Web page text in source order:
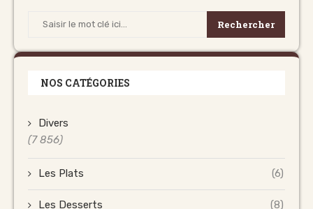
Rechercher
NOS CATÉGORIES
Divers
(7 856)
Les Plats (6)
Les Desserts (8)